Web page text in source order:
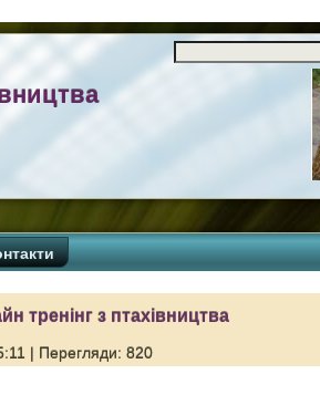
тренінг з птахівництва
| Перегляди: 820